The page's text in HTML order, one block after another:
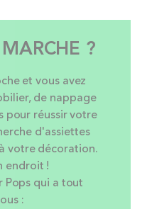
?
et vous avez
de nappage
pour réussir votre
d'assiettes
votre décoration.
endroit !
Pops qui a tout
: